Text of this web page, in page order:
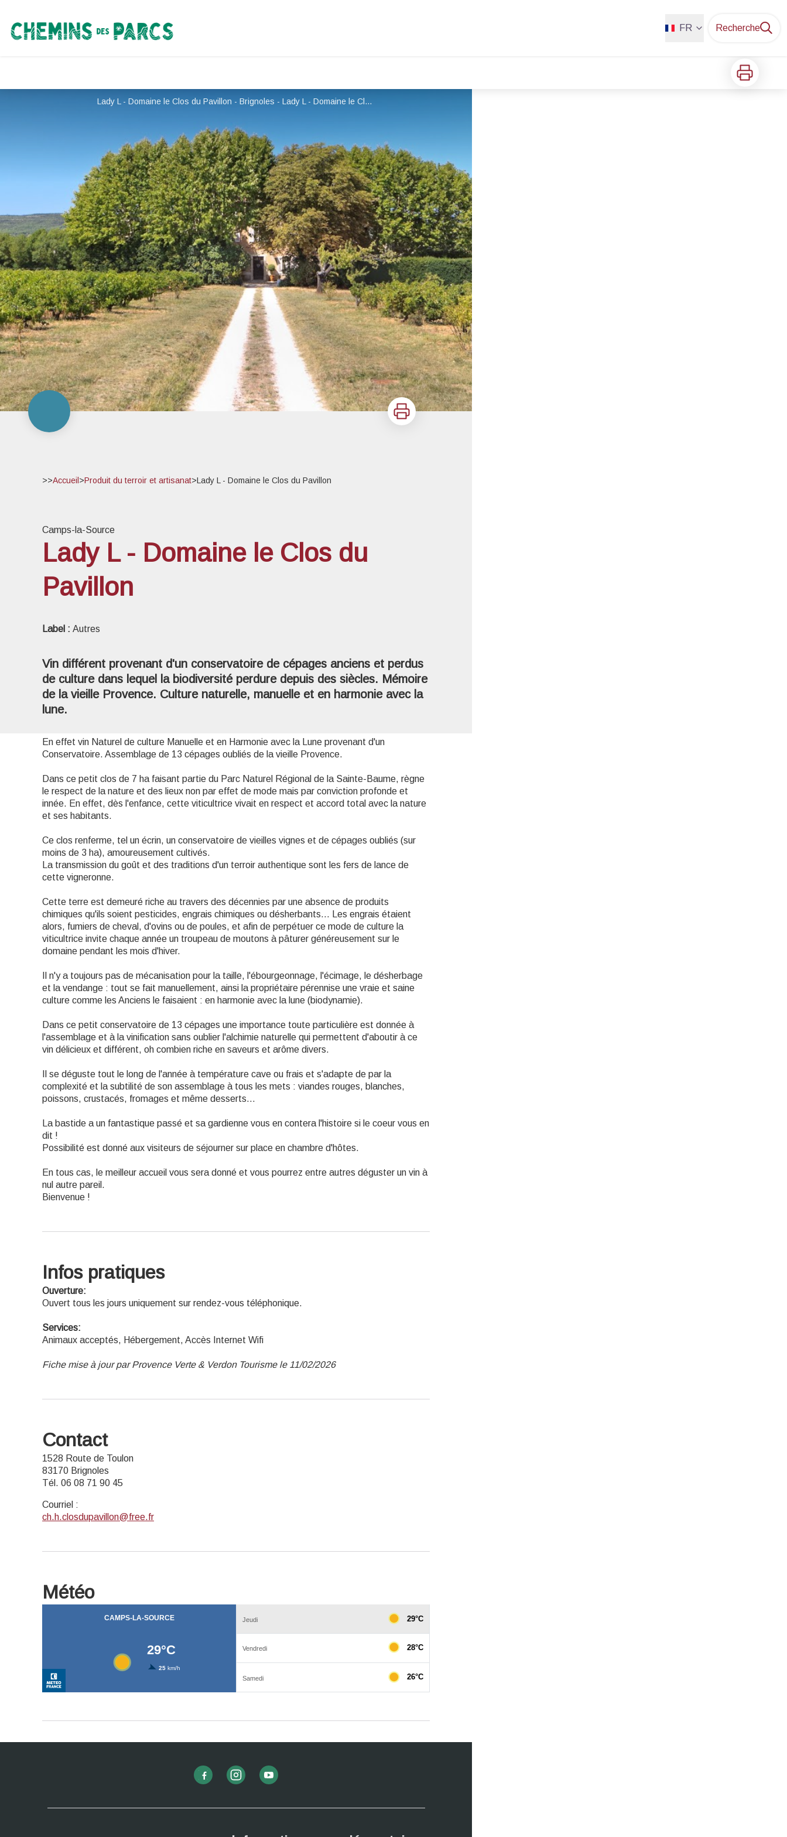
Chemins des Parcs FR Recherche
Imprimer
Lady L - Domaine le Clos du Pavillon - Brignoles - Lady L - Domaine le Clos du Pavillon - Brignoles
Imprimer
>>Accueil >Produit du terroir et artisanat>Lady L - Domaine le Clos du Pavillon
Camps-la-Source
Lady L - Domaine le Clos du
Pavillon
Label : Autres
Vin différent provenant d'un conservatoire de cépages anciens et perdus
de culture dans lequel la biodiversité perdure depuis des siècles. Mémoire
de la vieille Provence. Culture naturelle, manuelle et en harmonie avec la
lune.
En effet vin Naturel de culture Manuelle et en Harmonie avec la Lune provenant d'un
Conservatoire. Assemblage de 13 cépages oubliés de la vieille Provence.
Dans ce petit clos de 7 ha faisant partie du Parc Naturel Régional de la Sainte-Baume, règne
le respect de la nature et des lieux non par effet de mode mais par conviction profonde et
innée. En effet, dès l'enfance, cette viticultrice vivait en respect et accord total avec la nature
et ses habitants.
Ce clos renferme, tel un écrin, un conservatoire de vieilles vignes et de cépages oubliés (sur
moins de 3 ha), amoureusement cultivés.
La transmission du goût et des traditions d'un terroir authentique sont les fers de lance de
cette vigneronne.
Cette terre est demeuré riche au travers des décennies par une absence de produits
chimiques qu'ils soient pesticides, engrais chimiques ou désherbants... Les engrais étaient
alors, fumiers de cheval, d'ovins ou de poules, et afin de perpétuer ce mode de culture la
viticultrice invite chaque année un troupeau de moutons à pâturer généreusement sur le
domaine pendant les mois d'hiver.
Il n'y a toujours pas de mécanisation pour la taille, l'ébourgeonnage, l'écimage, le désherbage
et la vendange : tout se fait manuellement, ainsi la propriétaire pérennise une vraie et saine
culture comme les Anciens le faisaient : en harmonie avec la lune (biodynamie).
Dans ce petit conservatoire de 13 cépages une importance toute particulière est donnée à
l'assemblage et à la vinification sans oublier l'alchimie naturelle qui permettent d'aboutir à ce
vin délicieux et différent, oh combien riche en saveurs et arôme divers.
Il se déguste tout le long de l'année à température cave ou frais et s'adapte de par la
complexité et la subtilité de son assemblage à tous les mets : viandes rouges, blanches,
poissons, crustacés, fromages et même desserts...
La bastide a un fantastique passé et sa gardienne vous en contera l'histoire si le coeur vous en
dit !
Possibilité est donné aux visiteurs de séjourner sur place en chambre d'hôtes.
En tous cas, le meilleur accueil vous sera donné et vous pourrez entre autres déguster un vin à
nul autre pareil.
Bienvenue !
Infos pratiques
Ouverture:
Ouvert tous les jours uniquement sur rendez-vous téléphonique.
Services:
Animaux acceptés, Hébergement, Accès Internet Wifi
Fiche mise à jour par Provence Verte & Verdon Tourisme le 11/02/2026
Contact
1528 Route de Toulon
83170 Brignoles
Tél. 06 08 71 90 45
Courriel :
ch.h.closdupavillon@free.fr
Météo